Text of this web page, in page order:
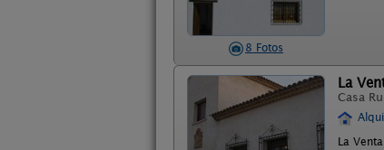
8 Fotos
La
Casa
La